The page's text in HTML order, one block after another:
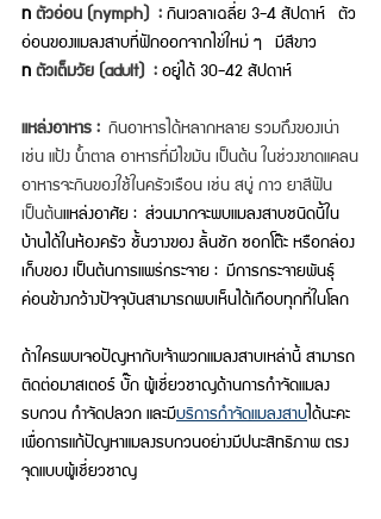
· ตัวอ่อน (nymph) :กินเวลาเฉลี่ย 3-4 สัปดาห์  ตัว
อ่อนของแมลงสาบที่ฟักออกจากไข่ใหม่ ๆ  มีสีขาว
· ตัวเต็มวัย (adult) : อยู่ได้ 30-42 สัปดาห์
แหล่งอาหาร : กินอาหารได้หลากหลาย รวมถึงของเน่า
เช่น แป้ง น้ำตาล อาหารที่มีไขมัน เป็นต้น ในช่วงขาดแคลน
อาหารจะกินของใช้ในครัวเรือน เช่น สบู่ กาว ยาสีฟัน
เป็นต้นแหล่งอาศัย : ส่วนมากจะพบแมลงสาบชนิดนี้ใน
บ้านได้ในห้องครัว ชั้นวางของ ลิ้นชัก ซอกโต๊ะ หรือกล่อง
เก็บของ เป็นต้นการแพร่กระจาย : มีการกระจายพันธุ์
ค่อนข้างกว้างปัจจุบันสามารถพบเห็นได้เกือบทุกที่ในโลก
ถ้าใครพบเจอปัญหากับเจ้าพวกแมลงสาบเหล่านี้ สามารถ
ติดต่อมาสเตอร์ บั๊ก ผู้เชี่ยวชาญด้านการกำจัดแมลง
รบกวน กำจัดปลวก และมีบริการกำจัดแมลงสาบได้นะคะ
เพื่อการแก้ปัญหาแมลงรบกวนอย่างมีปนะสิทธิภาพ ตรง
จุดแบบผู้เชี่ยวชาญ